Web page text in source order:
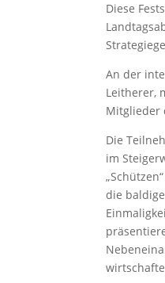
Diese
An der
Leitherer,
Mitglieder
Die
im
die